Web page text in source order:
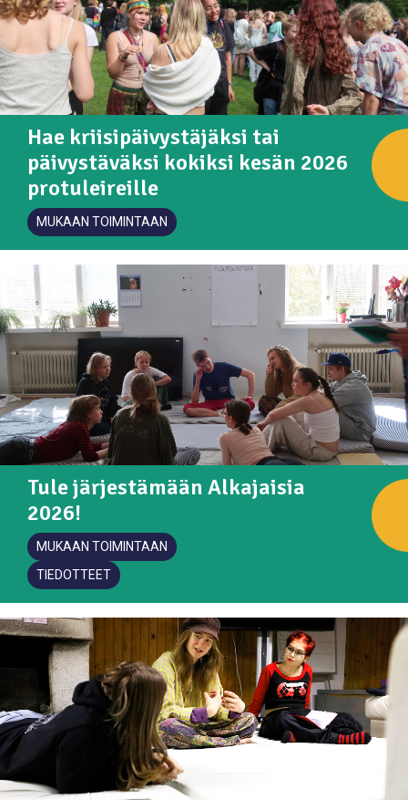
Hae kriisipäivystäjäksi tai
päivystäväksi kokiksi kesän 2026
protuleireille
MUKAAN TOIMINTAAN
Tule järjestämään Alkajaisia
2026!
MUKAAN TOIMINTAAN
TIEDOTTEET